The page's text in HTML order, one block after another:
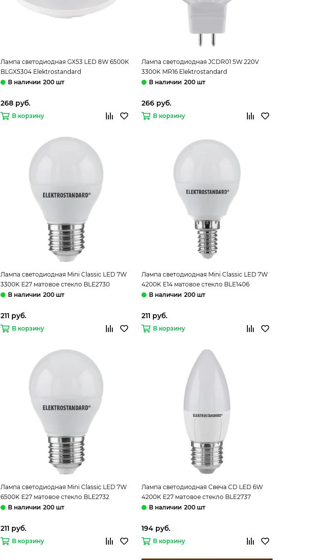
Лампа светодиодная GX53 LED 8W 6500K
BLGX5304 Elektrostandard
200 шт
268 руб.
В корзину
Лампа светодиодная JCDR01 5W 220V
3300K MR16 Elektrostandard
200 шт
266 руб.
В корзину
Лампа светодиодная Mini Classic LED 7W
3300K E27 матовое стекло BLE2730
матовое стекло Elektrostandard
200 шт
211 руб.
В корзину
Лампа светодиодная Mini Classic LED 7W
4200K E14 матовое стекло BLE1406
Elektrostandard200 шт
211 руб.
В корзину
Лампа светодиодная Mini Classic LED 7W
6500K E27 матовое стекло BLE2732
Elektrostandard200 шт
211 руб.
В корзину
Лампа светодиодная Свеча СD LED 6W
4200K E27 матовое стекло BLE2737
Elektrostandard200 шт
194 руб.
В корзину